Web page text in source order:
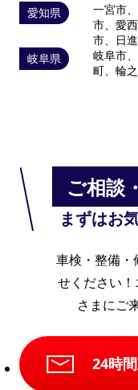
愛知県
一宮市
市、愛
市、日
岐阜県
岐阜市
町、輪
ご相談
まずはお
車検・整備・
せください！
さまにご
24時